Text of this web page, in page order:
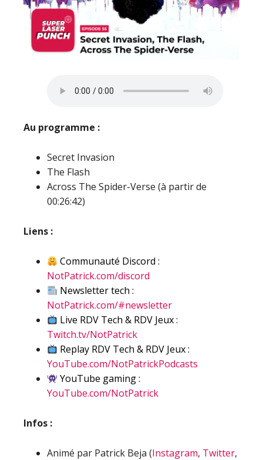
Au programme :
Secret Invasion
The Flash
Across The Spider-Verse (à partir de
00:26:42)
Liens :
Communauté Discord :
NotPatrick.com/discord
Newsletter tech :
NotPatrick.com/#newsletter
Live RDV Tech & RDV Jeux :
Twitch.tv/NotPatrick
Replay RDV Tech & RDV Jeux :
YouTube.com/NotPatrickPodcasts
YouTube gaming :
YouTube.com/NotPatrick
Infos :
Animé par Patrick Beja (Instagram, Twitter,